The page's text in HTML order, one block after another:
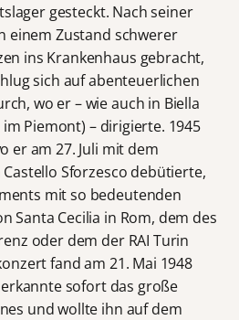
gesteckt. Nach seiner
einem Zustand schwerer
ins Krankenhaus gebracht,
sich auf abenteuerlichen
wo er – wie auch in Biella
Piemont) – dirigierte. 1945
er am 27. Juli mit dem
Sforzesco debütierte,
mit so bedeutenden
Santa Cecilia in Rom, dem des
oder dem der RAI Turin
fand am 21. Mai 1948
sofort das große
und wollte ihn auf dem